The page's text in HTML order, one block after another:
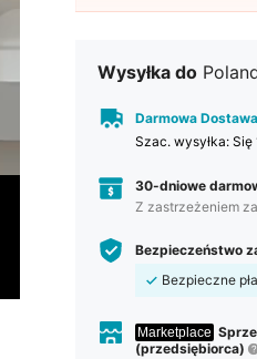
Wysyłka do
Darmowa Dostawa
Szac. wysyłka: Się
30-dniowe
Z zastrzeżeniem
Bezpieczeństwo
Bezpieczne
Marketplace
(przedsiębiorca)